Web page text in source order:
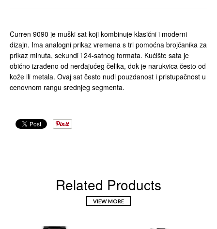
Curren 9090 je muški sat koji kombinuje klasični i moderni
dizajn. Ima analogni prikaz vremena s tri pomoćna brojčanika za
prikaz minuta, sekundi i 24-satnog formata. Kućište sata je
obično izrađeno od nerđajućeg čelika, dok je narukvica često od
kože ili metala. Ovaj sat često nudi pouzdanost i pristupačnost u
cenovnom rangu srednjeg segmenta.
Related Products
VIEW MORE